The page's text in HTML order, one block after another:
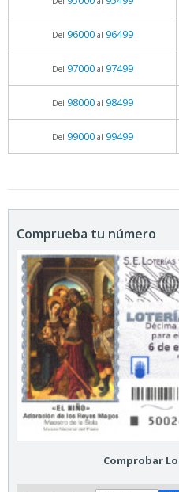
Del 96000al 96499
Del 97000al 97499
Del 98000al 98499
Del 99000al 99499
Comprueba tu número
Comprobar